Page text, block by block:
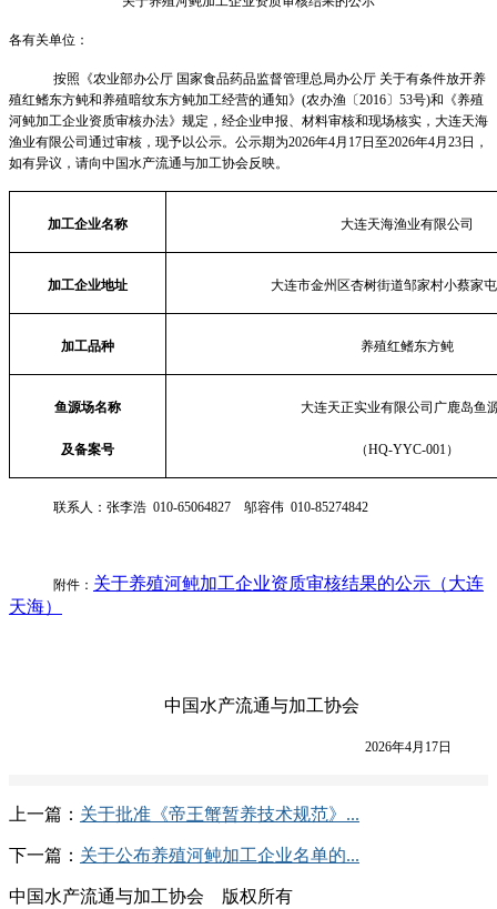
各有关单位：
按照《农业部办公厅 国家食品药品监督管理总局办公厅 关于有条件放开养
殖红鳍东方鲀和养殖暗纹东方鲀加工经营的通知》(农办渔〔2016〕53号)和《养殖
河鲀加工企业资质审核办法》规定，经企业申报、材料审核和现场核实，大连天海
渔业有限公司通过审核，现予以公示。公示期为2026年4月 17日至2026年4月23日，
如有异议，请向中国水产流通与加工协会反映。
加工企业名称 大连天海渔业有限公司
加工企业地址 大连市金州区杏树街道邹家村小蔡家屯
加工品种 养殖红鳍东方鲀
鱼源场名称
及备案号
大连天正实业有限公司广鹿岛鱼
（HQ-YYC-001）
联系人：张李浩 010-65064827 邬容伟 010-85274842
附件： 关于养殖河鲀加工企业资质审核结果的公示（大连
天海）
中国水产流通与加工协会
2026年4月 17日
上一篇： 关于批准《帝王蟹暂养技术规范》...
下一篇： 关于公布养殖河鲀加工企业名单的...
中国水产流通与加工协会 版权所有